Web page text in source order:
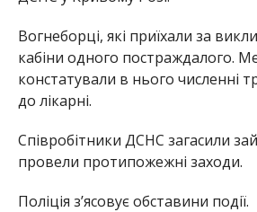
Вогнеборці, які приїхали за
кабіни одного постраждалого.
констатували в нього численні
до лікарні.
Співробітники ДСНС загасили
провели протипожежні заходи.
Поліція з’ясовує обставини події.